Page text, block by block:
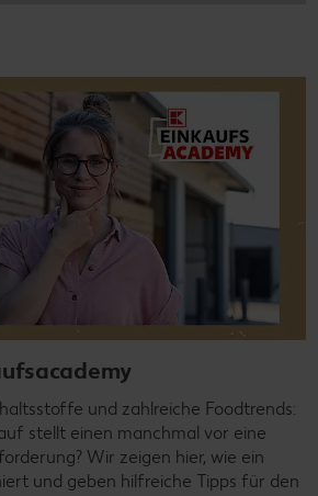
und zahlreiche Foodtrends:
stellt einen manchmal vor eine
Wir zeigen hier, wie ein
und geben hilfreiche Tipps für den